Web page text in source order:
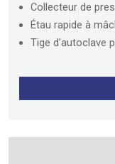
Collecteur de
Étau rapide à
Tige d'autoclave